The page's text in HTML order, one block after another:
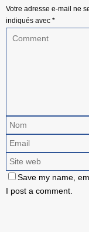
Votre adresse e-mail ne
indiqués avec *
Save my name,
I post a comment.